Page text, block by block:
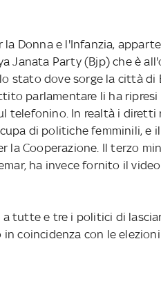
Donna e l'Infanzia,
Janata Party (Bjp) che è
stato dove sorge la città di
parlamentare li ha ripresi
telefonino. In realtà i diretti
di politiche femminili, e
la Cooperazione. Il terzo
ha invece fornito il
tutte e tre i politici di
coincidenza con le